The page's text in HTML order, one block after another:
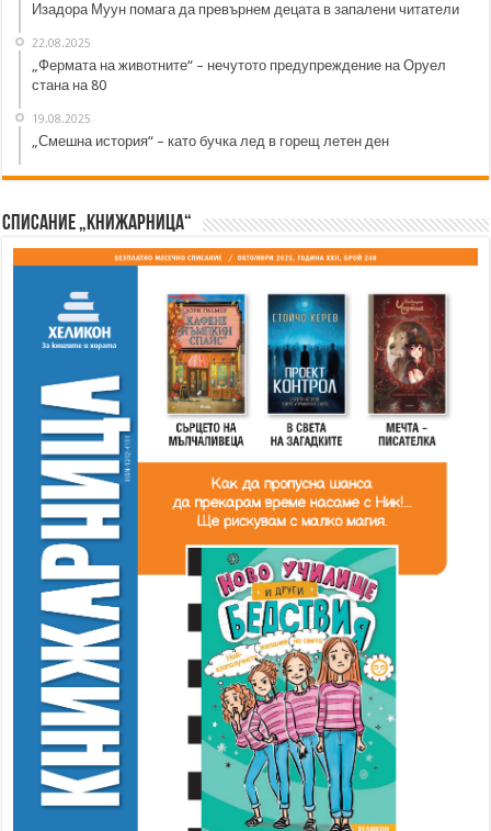
Изадора Муун помага да превърнем децата в запалени читатели
22.08.2025
„Фермата на животните“ – нечутото предупреждение на Оруел
стана на 80
19.08.2025
„Смешна история“ – като бучка лед в горещ летен ден
Списание „Книжарница“